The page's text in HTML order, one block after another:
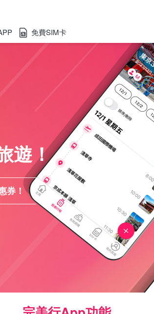
免費SIM卡
遊！
券！